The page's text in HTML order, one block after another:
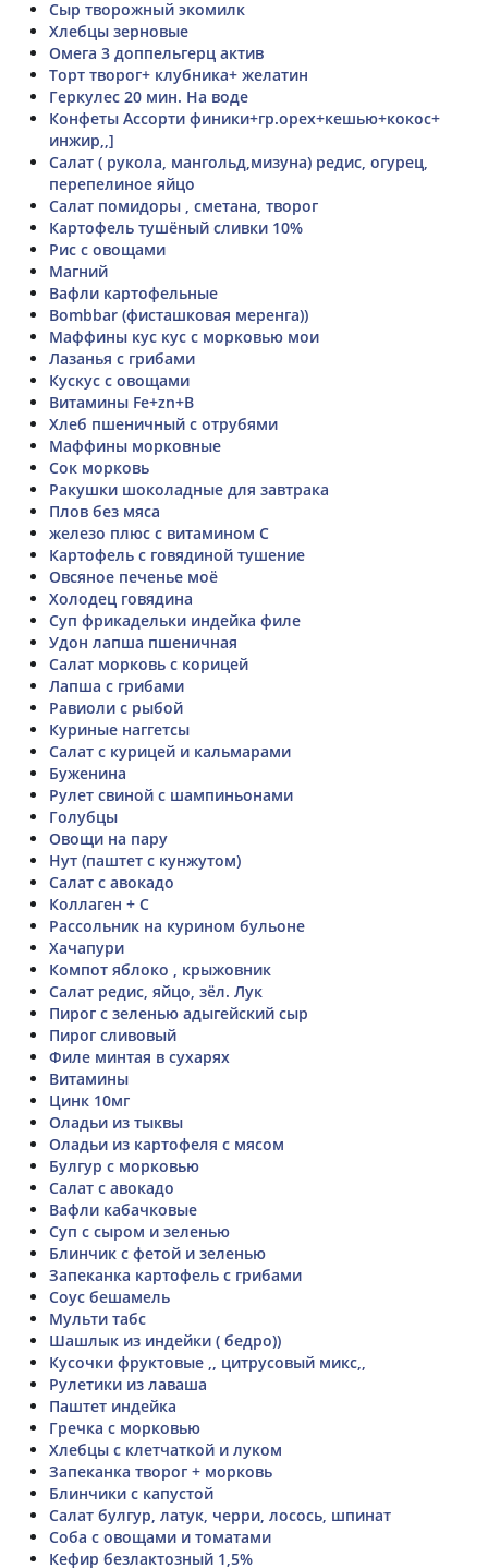
Сыр творожный экомилк
Хлебцы зерновые
Омега 3 доппельгерц актив
Торт творог+ клубника+ желатин
Геркулес 20 мин. На воде
Конфеты Ассорти финики+гр.орех+кешью+кокос+
инжир,,]
Салат ( рукола, мангольд,мизуна) редис, огурец,
перепелиное яйцо
Салат помидоры , сметана, творог
Картофель тушёный сливки 10%
Рис с овощами
Магний
Вафли картофельные
Bombbar (фисташковая меренга))
Маффины кус кус с морковью мои
Лазанья с грибами
Кускус с овощами
Витамины Fe+zn+B
Хлеб пшеничный с отрубями
Маффины морковные
Сок морковь
Ракушки шоколадные для завтрака
Плов без мяса
железо плюс с витамином С
Картофель с говядиной тушение
Овсяное печенье моё
Холодец говядина
Суп фрикадельки индейка филе
Удон лапша пшеничная
Салат морковь с корицей
Лапша с грибами
Равиоли с рыбой
Куриные наггетсы
Салат с курицей и кальмарами
Буженина
Рулет свиной с шампиньонами
Голубцы
Овощи на пару
Нут (паштет с кунжутом)
Салат с авокадо
Коллаген + С
Рассольник на курином бульоне
Хачапури
Компот яблоко , крыжовник
Салат редис, яйцо, зёл. Лук
Пирог с зеленью адыгейский сыр
Пирог сливовый
Филе минтая в сухарях
Витамины
Цинк 10мг
Оладьи из тыквы
Оладьи из картофеля с мясом
Булгур с морковью
Салат с авокадо
Вафли кабачковые
Суп с сыром и зеленью
Блинчик с фетой и зеленью
Запеканка картофель с грибами
Соус бешамель
Мульти табс
Шашлык из индейки ( бедро))
Кусочки фруктовые ,, цитрусовый микс,,
Рулетики из лаваша
Паштет индейка
Гречка с морковью
Хлебцы с клетчаткой и луком
Запеканка творог + морковь
Блинчики с капустой
Салат булгур, латук, черри, лосось, шпинат
Соба с овощами и томатами
Кефир безлактозный 1,5%